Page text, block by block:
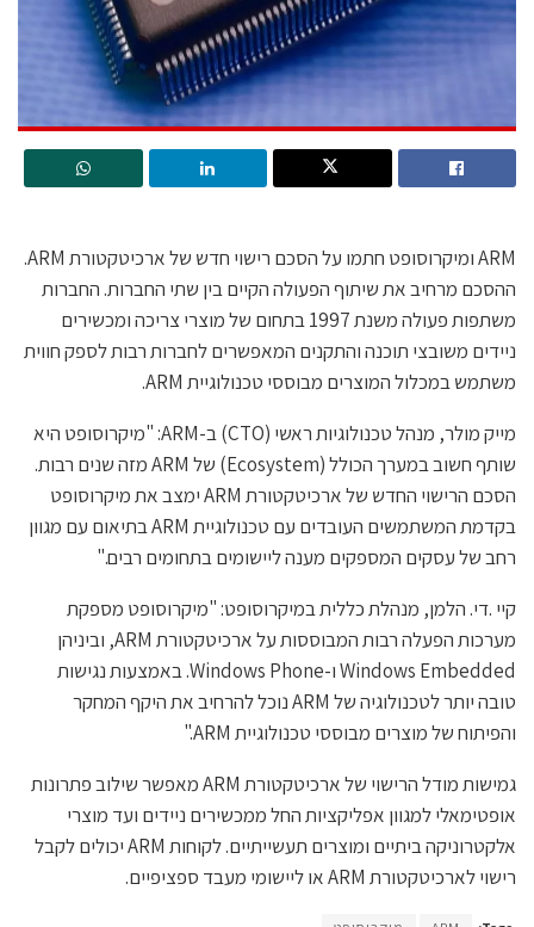
ARM ומיקרוסופט חתמו על הסכם רישוי חדש של ארכיטקטורת ARM.
ההסכם מרחיב את שיתוף הפעולה הקיים בין שתי החברות. החברות
משתפות פעולה משנת 1997 בתחום של מוצרי צריכה ומכשירים
ניידים משובצי תוכנה והתקנים המאפשרים לחברות רבות לספק חווית
משתמש במכלול המוצרים מבוססי טכנולוגיית ARM.
מייק מולר, מנהל טכנולוגיות ראשי (CTO) ב-ARM: "מיקרוסופט היא
שותף חשוב במערך הכולל (Ecosystem) של ARM מזה שנים רבות.
הסכם הרישוי החדש של ארכיטקטורת ARM ימצב את מיקרוסופט
בקדמת המשתמשים העובדים עם טכנולוגיית ARM בתיאום עם מגוון
רחב של עסקים המספקים מענה ליישומים בתחומים רבים."
קיי .די. הלמן, מנהלת כללית במיקרוסופט: "מיקרוסופט מספקת
מערכות הפעלה רבות המבוססות על ארכיטקטורת ARM, וביניהן
Windows Embedded ו-Windows Phone. באמצעות נגישות
טובה יותר לטכנולוגיה של ARM נוכל להרחיב את היקף המחקר
והפיתוח של מוצרים מבוססי טכנולוגיית ARM."
גמישות מודל הרישוי של ארכיטקטורת ARM מאפשר שילוב פתרונות
אופטימאלי למגוון אפליקציות החל ממכשירים ניידים ועד מוצרי
אלקטרוניקה ביתיים ומוצרים תעשייתיים. לקוחות ARM יכולים לקבל
רישוי לארכיטקטורת ARM או ליישומי מעבד ספציפיים.